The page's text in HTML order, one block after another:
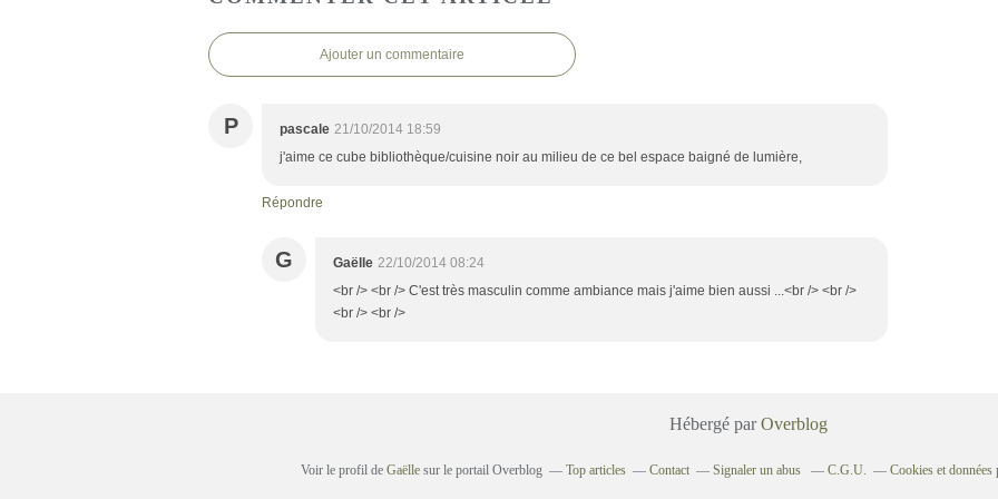
Ajouter un commentaire
P pascale 21/10/2014 18:59
j'aime ce cube bibliothèque/cuisine noir au milieu de ce bel espace baigné de lumière,
Répondre
G Gaëlle 22/10/2014 08:24
<br /> <br /> C'est très masculin comme ambiance mais j'aime bien aussi ...<br /> <br />
<br /> <br />
Hébergé parOverblog
Voir le profil de Gaëlle sur le portail Overblog Top articles Contact Signaler un abus C.G.U. Cookies et données